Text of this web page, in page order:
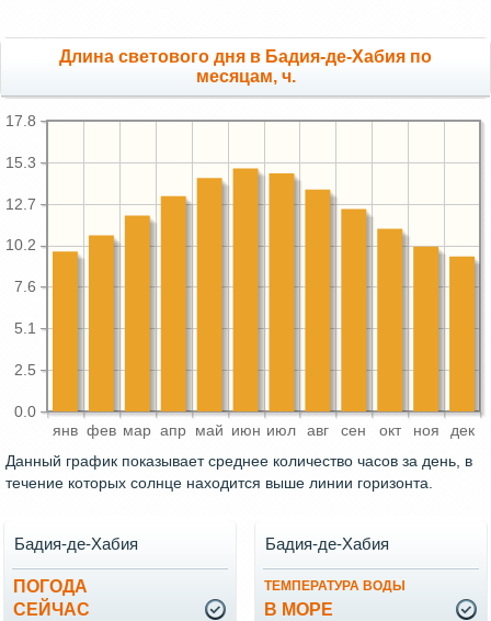
Длина светового дня в Бадия-де-Хабия по
месяцам, ч.
янв фев мар апр май июн июл авг сен окт ноя дек
0.0
2.5
5.1
7.6
10.2
12.7
15.3
17.8
Данный график показывает среднее количество часов за день, в
течение которых солнце находится выше линии горизонта.
ПОГОДА
СЕЙЧАС
Бадия-де-Хабия
ТЕМПЕРАТУРА ВОДЫ
В МОРЕ
Бадия-де-Хабия